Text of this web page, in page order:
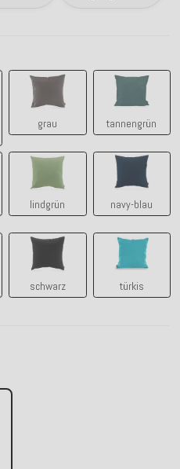
granate
grau
grau
tannengrün
tannengrün
lindgrün
lindgrün
navy-blau
navy-blau
schwarz
schwarz
türkis
türkis